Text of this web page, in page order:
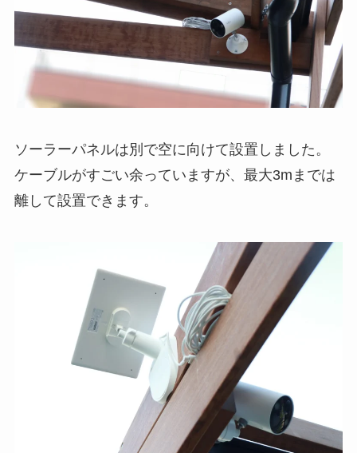
ソーラーパネルは別で空に向けて設置しました。
ケーブルがすごい余っていますが、最大3mまでは
離して設置できます。